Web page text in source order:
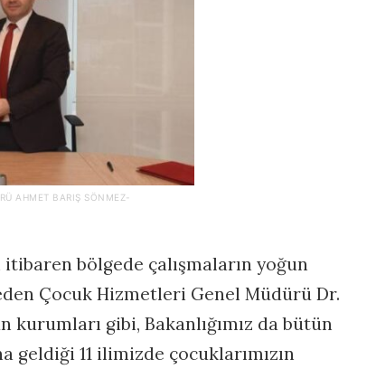
AHMET BARIŞ SÖNMEZ-
bölgede çalışmaların yoğun
Çocuk Hizmetleri Genel Müdürü Dr.
kurumları gibi, Bakanlığımız da bütün
geldiği 11 ilimizde çocuklarımızın